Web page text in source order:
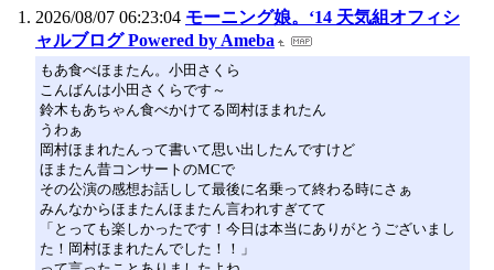
2026/08/07 06:23:04 モーニング娘。‘14 天気組オフィシ
ャルブログ Powered by Ameba
もあ食べほまたん。小田さくら
こんばんは小田さくらです～
鈴木もあちゃん食べかけてる岡村ほまれたん
うわぁ
岡村ほまれたんって書いて思い出したんですけど
ほまたん昔コンサートのMCで
その公演の感想お話しして最後に名乗って終わる時にさぁ
みんなからほまたんほまたん言われすぎてて
「とっても楽しかったです！今日は本当にありがとうございまし
た！岡村ほまれたんでした！！」